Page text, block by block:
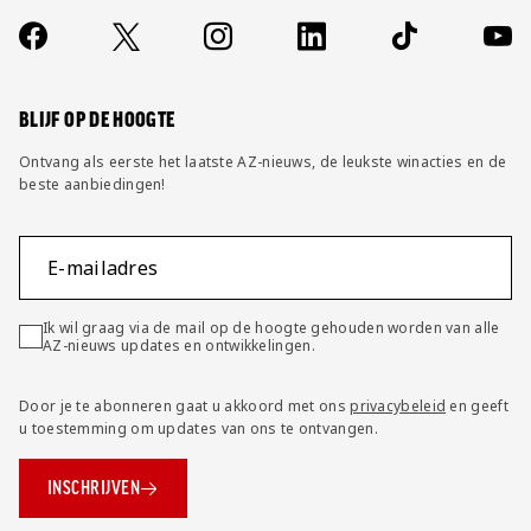
Contact
FAQ
Socials
https://www.facebook.com/AZAlkmaar
X Instagram LinkedIn TikTok
BLIJF OP DE HOOGTE
Ontvang als eerste het laatste AZ-nieuws, de leukste winacties en de
beste aanbiedingen!
E-mailadres
Ik wil graag via de mail op de hoogte gehouden worden van alle
AZ-nieuws updates en ontwikkelingen.
Door je te abonneren gaat u akkoord met onsprivacybeleid en geeft
u toestemming om updates van ons te ontvangen.
INSCHRIJVEN